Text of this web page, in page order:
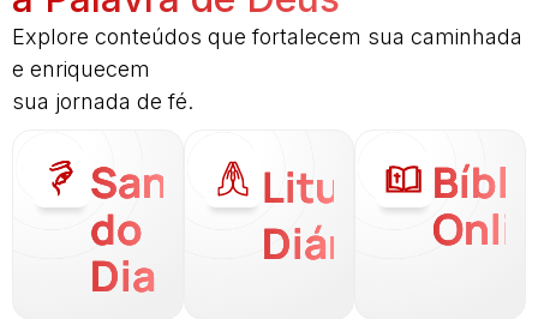
Explore conteúdos que fortalecem sua caminhada
e enriquecem
sua jornada de fé.
Santo
do
Dia
Liturgia
Diária